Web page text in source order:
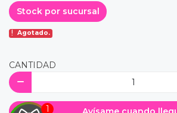
Stock por sucursal
Agotado.
CANTIDAD